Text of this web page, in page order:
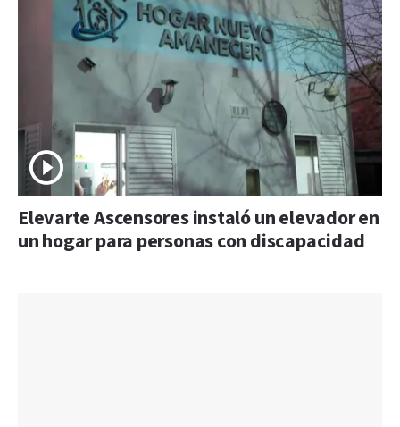
Elevarte Ascensores instaló un elevador en
un hogar para personas con discapacidad